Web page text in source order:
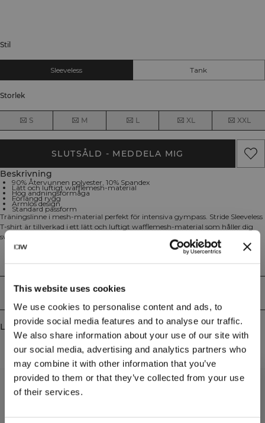
This website uses cookies
We use cookies to personalise content and ads, to
provide social media features and to analyse our traffic.
We also share information about your use of our site with
our social media, advertising and analytics partners who
may combine it with other information that you’ve
provided to them or that they’ve collected from your use
of their services.
Stil
Sleeveless Tank
Storlek
S M L XL XXL
SLUTSÅLD - MEDDELA MIG
Beskrivning
90% Återvunnen polyester, 10% Spandex
Lätt och luftigt wafflemesh-material
Hög andningsförmåga
Förlängd rygg
Ärmlös design
Standard passform
Träningslinne i mesh-material perfekt för intensiva gympass. Stride Sleeveless
T-shirt är tillverkad i ett lätt och luftigt wafflemesh-material som håller dig
sval under hela träningspasset. Den förlängda ryggen tillsammans med
sidoslitsar och ärmlös design ger dig maximal rörelsefrihet under alla typer av
Leverans & returer
Liknande produkter